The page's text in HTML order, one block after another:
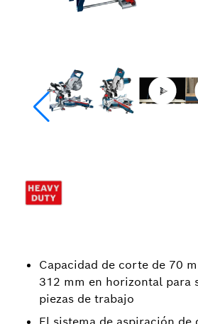
Capacidad de corte de 70
312 mm en horizontal para
piezas de trabajo